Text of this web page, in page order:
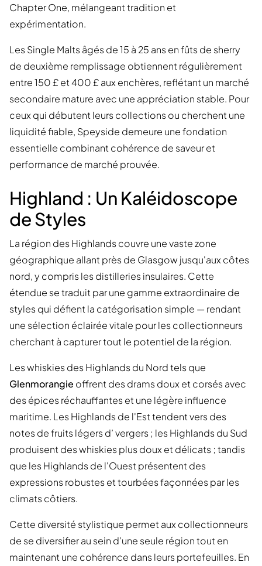
Chapter One, mélangeant tradition et
expérimentation.
Les Single Malts âgés de 15 à 25 ans en fûts de sherry
de deuxième remplissage obtiennent régulièrement
entre 150 £ et 400 £ aux enchères, reflétant un marché
secondaire mature avec une appréciation stable. Pour
ceux qui débutent leurs collections ou cherchent une
liquidité fiable, Speyside demeure une fondation
essentielle combinant cohérence de saveur et
performance de marché prouvée.
Highland : Un Kaléidoscope
de Styles
La région des Highlands couvre une vaste zone
géographique allant près de Glasgow jusqu'aux côtes
nord, y compris les distilleries insulaires. Cette
étendue se traduit par une gamme extraordinaire de
styles qui défient la catégorisation simple — rendant
une sélection éclairée vitale pour les collectionneurs
cherchant à capturer tout le potentiel de la région.
Les whiskies des Highlands du Nord tels que
Glenmorangie offrent des drams doux et corsés avec
des épices réchauffantes et une légère influence
maritime. Les Highlands de l'Est tendent vers des
notes de fruits légers d’ vergers ; les Highlands du Sud
produisent des whiskies plus doux et délicats ; tandis
que les Highlands de l'Ouest présentent des
expressions robustes et tourbées façonnées par les
climats côtiers.
Cette diversité stylistique permet aux collectionneurs
de se diversifier au sein d'une seule région tout en
maintenant une cohérence dans leurs portefeuilles. En